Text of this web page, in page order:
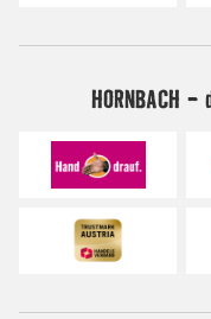
HORNBACH